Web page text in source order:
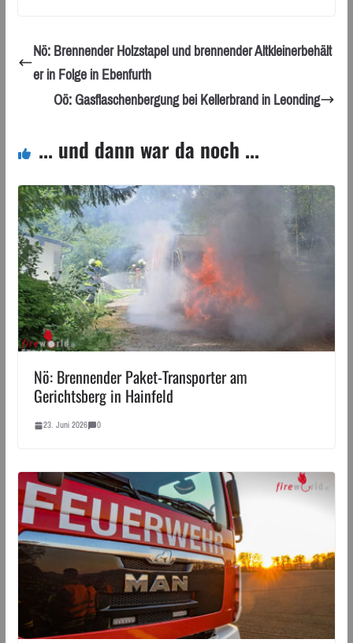
Nö: Brennender Holzstapel und brennender Altkleinerbehält
er in Folge in Ebenfurth
Oö: Gasflaschenbergung bei Kellerbrand in Leonding
... und dann war da noch ...
Nö: Brennender Paket-Transporter am
Gerichtsberg in Hainfeld
23. Juni 2026 0